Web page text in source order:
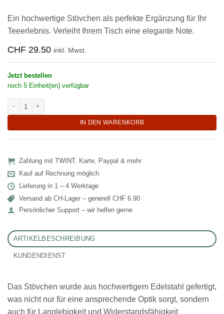
Ein hochwertige Stövchen als perfekte Ergänzung für Ihr
Teeerlebnis. Verleiht Ihrem Tisch eine elegante Note.
CHF 29.50 inkl. Mwst.
Jetzt bestellen
noch 5 Einheit(en) verfügbar
Rundes Teelicht Stövchen aus Edelstahl "Andoque" Menge
IN DEN WARENKORB
Zahlung mit TWINT, Karte, Paypal & mehr
Kauf auf Rechnung möglich
Lieferung in 1 – 4 Werktage
Versand ab CH‑Lager – generell CHF 6.90
Persönlicher Support – wir helfen gerne
ARTIKELBESCHREIBUNG
KUNDENDIENST
Das Stövchen wurde aus hochwertigem Edelstahl gefertigt,
was nicht nur für eine ansprechende Optik sorgt, sondern
auch für Langlebigkeit und Widerstandsfähigkeit